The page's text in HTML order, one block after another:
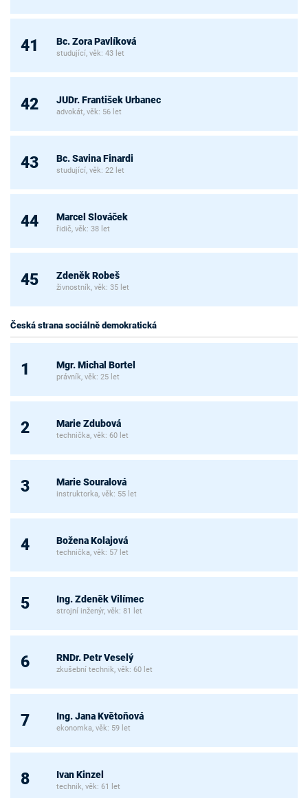
41 Bc. Zora Pavlíková
studující, věk: 43 let
42 JUDr. František Urbanec
advokát, věk: 56 let
43 Bc. Savina Finardi
studující, věk: 22 let
44 Marcel Slováček
řidič, věk: 38 let
45 Zdeněk Robeš
živnostník, věk: 35 let
Česká strana sociálně demokratická
1 Mgr. Michal Bortel
právník, věk: 25 let
2 Marie Zdubová
technička, věk: 60 let
3 Marie Souralová
instruktorka, věk: 55 let
4 Božena Kolajová
technička, věk: 57 let
5 Ing. Zdeněk Vilímec
strojní inženýr, věk: 81 let
6 RNDr. Petr Veselý
zkušební technik, věk: 60 let
7 Ing. Jana Květoňová
ekonomka, věk: 59 let
8 Ivan Kinzel
technik, věk: 61 let